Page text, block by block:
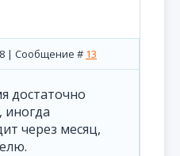
| Сообщение # 13
достаточно
иногда
через месяц,